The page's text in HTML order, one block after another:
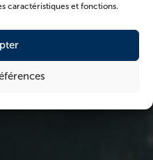
caractéristiques et fonctions.